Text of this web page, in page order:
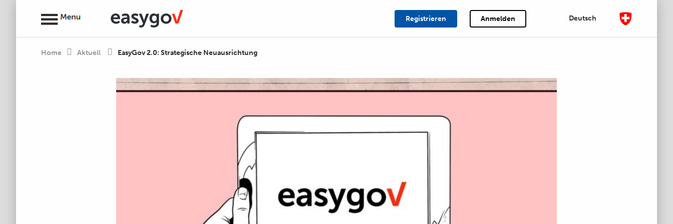
Registrieren Anmelden Deutsch
Home Aktuell EasyGov 2.0: Strategische Neuausrichtung